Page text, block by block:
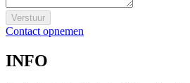
Verstuur
Contact opnemen
INFO